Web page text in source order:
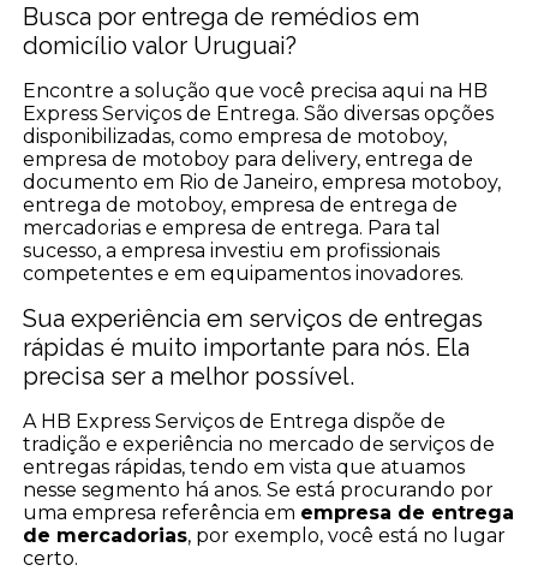
Busca por entrega de remédios em
domicílio valor Uruguai?
Encontre a solução que você precisa aqui na HB
Express Serviços de Entrega. São diversas opções
disponibilizadas, como empresa de motoboy,
empresa de motoboy para delivery, entrega de
documento em Rio de Janeiro, empresa motoboy,
entrega de motoboy, empresa de entrega de
mercadorias e empresa de entrega. Para tal
sucesso, a empresa investiu em profissionais
competentes e em equipamentos inovadores.
Sua experiência em serviços de entregas
rápidas é muito importante para nós. Ela
precisa ser a melhor possível.
A HB Express Serviços de Entrega dispõe de
tradição e experiência no mercado de serviços de
entregas rápidas, tendo em vista que atuamos
nesse segmento há anos. Se está procurando por
uma empresa referência em empresa de entrega
de mercadorias, por exemplo, você está no lugar
certo.